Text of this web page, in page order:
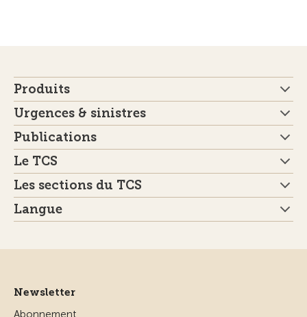
Produits
Urgences & sinistres
Publications
Le TCS
Les sections du TCS
Langue
Newsletter
Abonnement